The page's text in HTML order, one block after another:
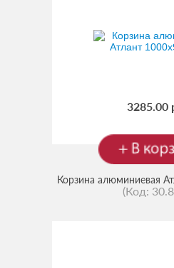
3285.00
Корзина алюминиевая
(Код: